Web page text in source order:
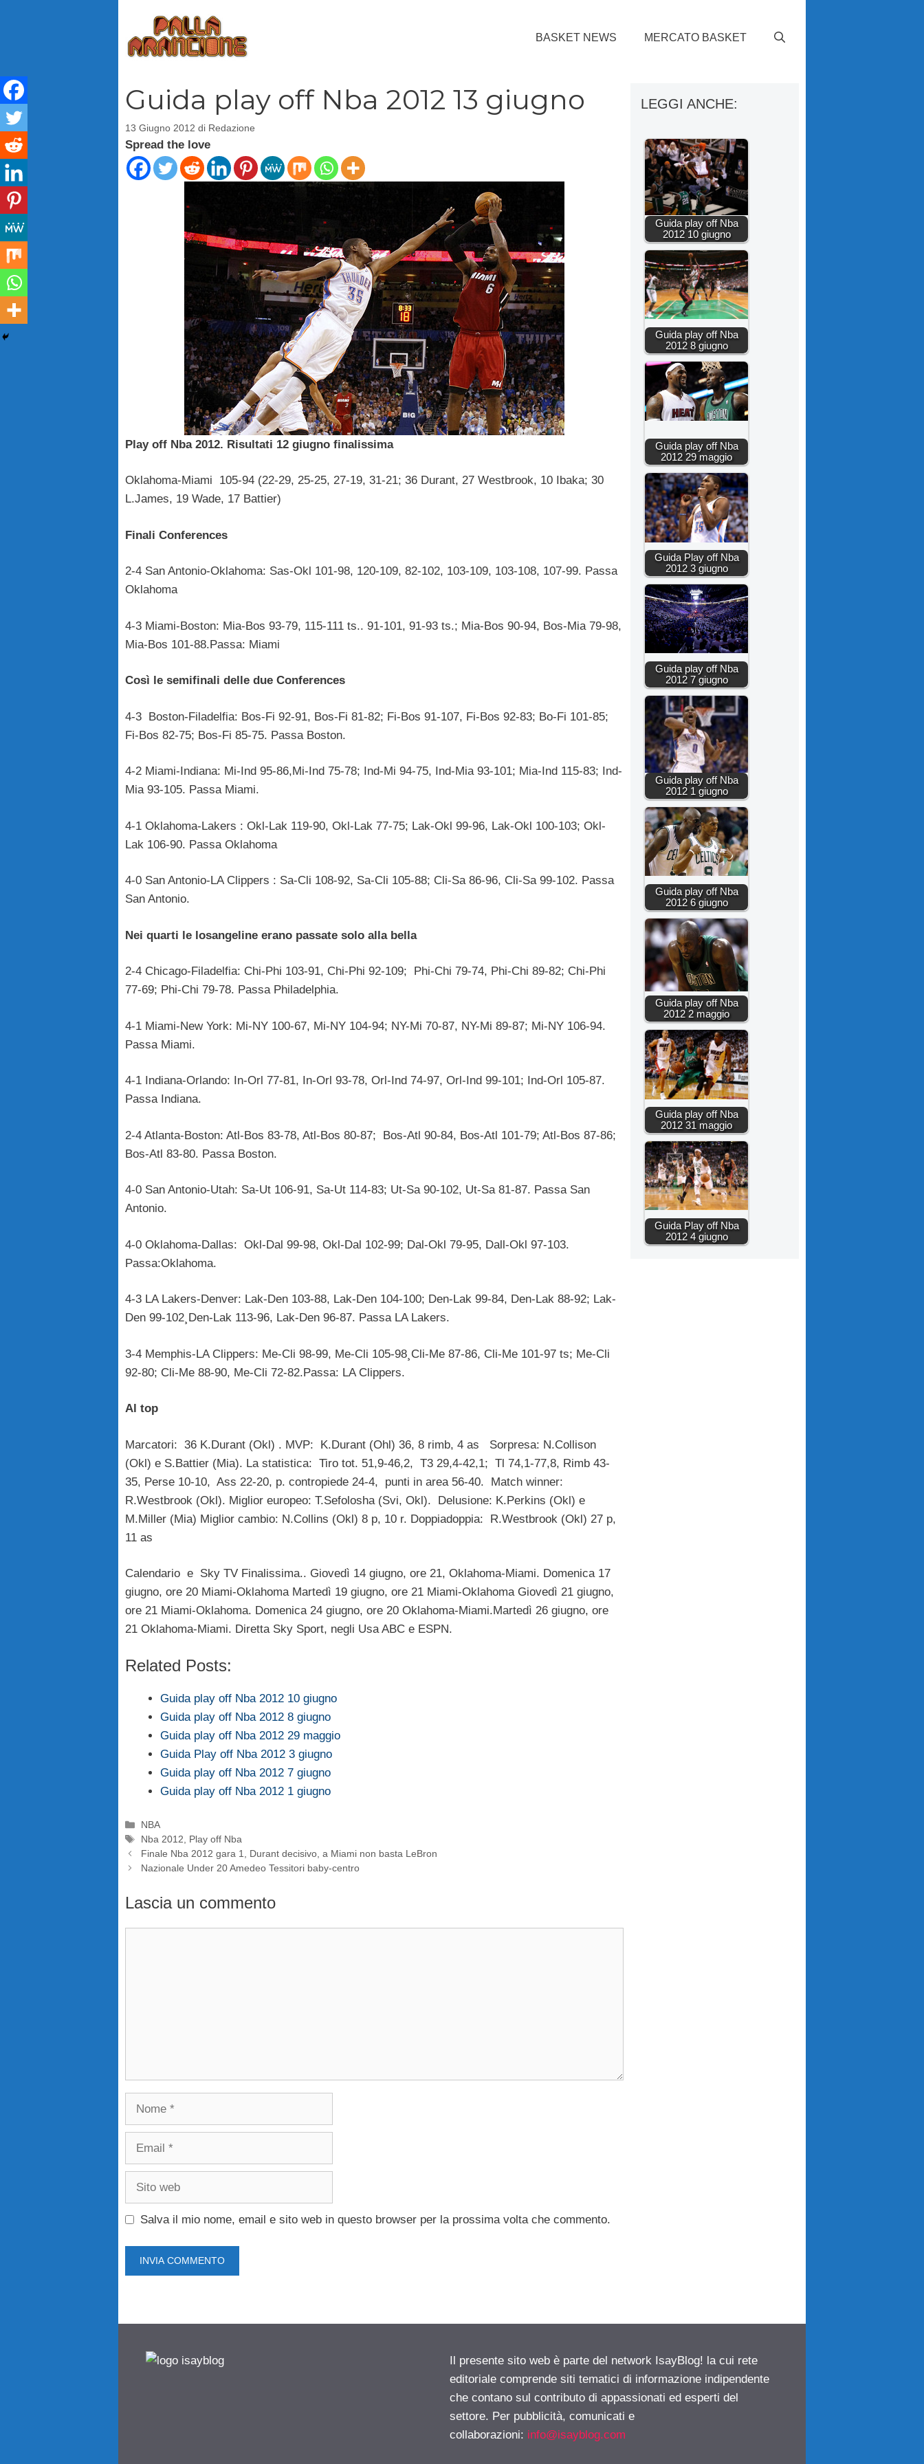
BASKET NEWS MERCATO BASKET
Guida play off Nba 2012 13 giugno
13 Giugno 2012 di Redazione
Spread the love
Play off Nba 2012. Risultati 12 giugno finalissima
Oklahoma-Miami 105-94 (22-29, 25-25, 27-19, 31-21; 36 Durant, 27 Westbrook, 10 Ibaka; 30
L.James, 19 Wade, 17 Battier)
Finali Conferences
2-4 San Antonio-Oklahoma: Sas-Okl 101-98, 120-109, 82-102, 103-109, 103-108, 107-99. Passa
Oklahoma
4-3 Miami-Boston: Mia-Bos 93-79, 115-111 ts.. 91-101, 91-93 ts.; Mia-Bos 90-94, Bos-Mia 79-98,
Mia-Bos 101-88.Passa: Miami
Così le semifinali delle due Conferences
4-3 Boston-Filadelfia: Bos-Fi 92-91, Bos-Fi 81-82; Fi-Bos 91-107, Fi-Bos 92-83; Bo-Fi 101-85;
Fi-Bos 82-75; Bos-Fi 85-75. Passa Boston.
4-2 Miami-Indiana: Mi-Ind 95-86,Mi-Ind 75-78; Ind-Mi 94-75, Ind-Mia 93-101; Mia-Ind 115-83; Ind-
Mia 93-105. Passa Miami.
4-1 Oklahoma-Lakers : Okl-Lak 119-90, Okl-Lak 77-75; Lak-Okl 99-96, Lak-Okl 100-103; Okl-
Lak 106-90. Passa Oklahoma
4-0 San Antonio-LA Clippers : Sa-Cli 108-92, Sa-Cli 105-88; Cli-Sa 86-96, Cli-Sa 99-102. Passa
San Antonio.
Nei quarti le losangeline erano passate solo alla bella
2-4 Chicago-Filadelfia: Chi-Phi 103-91, Chi-Phi 92-109; Phi-Chi 79-74, Phi-Chi 89-82; Chi-Phi
77-69; Phi-Chi 79-78. Passa Philadelphia.
4-1 Miami-New York: Mi-NY 100-67, Mi-NY 104-94; NY-Mi 70-87, NY-Mi 89-87; Mi-NY 106-94.
Passa Miami.
4-1 Indiana-Orlando: In-Orl 77-81, In-Orl 93-78, Orl-Ind 74-97, Orl-Ind 99-101; Ind-Orl 105-87.
Passa Indiana.
2-4 Atlanta-Boston: Atl-Bos 83-78, Atl-Bos 80-87; Bos-Atl 90-84, Bos-Atl 101-79; Atl-Bos 87-86;
Bos-Atl 83-80. Passa Boston.
4-0 San Antonio-Utah: Sa-Ut 106-91, Sa-Ut 114-83; Ut-Sa 90-102, Ut-Sa 81-87. Passa San
Antonio.
4-0 Oklahoma-Dallas: Okl-Dal 99-98, Okl-Dal 102-99; Dal-Okl 79-95, Dall-Okl 97-103.
Passa:Oklahoma.
4-3 LA Lakers-Denver: Lak-Den 103-88, Lak-Den 104-100; Den-Lak 99-84, Den-Lak 88-92; Lak-
Den 99-102¸Den-Lak 113-96, Lak-Den 96-87. Passa LA Lakers.
3-4 Memphis-LA Clippers: Me-Cli 98-99, Me-Cli 105-98¸Cli-Me 87-86, Cli-Me 101-97 ts; Me-Cli
92-80; Cli-Me 88-90, Me-Cli 72-82.Passa: LA Clippers.
Al top
Marcatori: 36 K.Durant (Okl) . MVP: K.Durant (Ohl) 36, 8 rimb, 4 as Sorpresa: N.Collison
(Okl) e S.Battier (Mia). La statistica: Tiro tot. 51,9-46,2, T3 29,4-42,1; Tl 74,1-77,8, Rimb 43-
35, Perse 10-10, Ass 22-20, p. contropiede 24-4, punti in area 56-40. Match winner:
R.Westbrook (Okl). Miglior europeo: T.Sefolosha (Svi, Okl). Delusione: K.Perkins (Okl) e
M.Miller (Mia) Miglior cambio: N.Collins (Okl) 8 p, 10 r. Doppiadoppia: R.Westbrook (Okl) 27 p,
11 as
Calendario e Sky TV Finalissima.. Giovedì 14 giugno, ore 21, Oklahoma-Miami. Domenica 17
giugno, ore 20 Miami-Oklahoma Martedì 19 giugno, ore 21 Miami-Oklahoma Giovedì 21 giugno,
ore 21 Miami-Oklahoma. Domenica 24 giugno, ore 20 Oklahoma-Miami.Martedì 26 giugno, ore
21 Oklahoma-Miami. Diretta Sky Sport, negli Usa ABC e ESPN.
Related Posts:
Guida play off Nba 2012 10 giugno
Guida play off Nba 2012 8 giugno
Guida play off Nba 2012 29 maggio
Guida Play off Nba 2012 3 giugno
Guida play off Nba 2012 7 giugno
Guida play off Nba 2012 1 giugno
Categorie
NBA
Tag
Nba 2012, Play off Nba
Finale Nba 2012 gara 1, Durant decisivo, a Miami non basta LeBron
Nazionale Under 20 Amedeo Tessitori baby-centro
Lascia un commento
Nome
Email
Sito
Salva il mio nome, email e sito web in questo browser per la prossima volta che commento.
LEGGI ANCHE:
Guida play off Nba
2012 10 giugno
Guida play off Nba
2012 8 giugno
Guida play off Nba
2012 29 maggio
Guida Play off Nba
2012 3 giugno
Guida play off Nba
2012 7 giugno
Guida play off Nba
2012 1 giugno
Guida play off Nba
2012 6 giugno
Guida play off Nba
2012 2 maggio
Guida play off Nba
2012 31 maggio
Guida Play off Nba
2012 4 giugno
Il presente sito web è parte del network IsayBlog! la cui rete
editoriale comprende siti tematici di informazione indipendente
che contano sul contributo di appassionati ed esperti del
settore. Per pubblicità, comunicati e
collaborazioni: info@isayblog.com